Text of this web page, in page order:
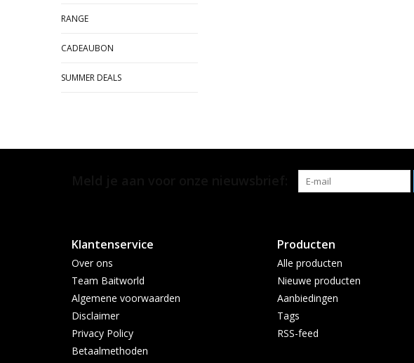
RANGE
CADEAUBON
SUMMER DEALS
Klantenservice
Over ons
Team Baitworld
Algemene voorwaarden
Disclaimer
Privacy Policy
Betaalmethoden
Producten
Alle producten
Nieuwe producten
Aanbiedingen
Tags
RSS-feed